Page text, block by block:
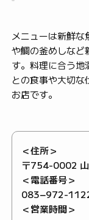
メニューは新鮮
や鯛の釜めしなど
す。料理に合う地
との食事や大切
お店です。
＜住所＞
〒754-0002
＜電話番号＞
083−972-
＜営業時間＞